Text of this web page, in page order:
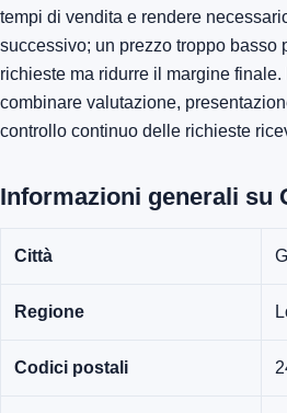
tempi di vendita e rendere
successivo; un prezzo troppo basso
richieste ma ridurre il margine
combinare valutazione,
controllo continuo delle richieste
Informazioni generali su
Città
Regione
Codici postali